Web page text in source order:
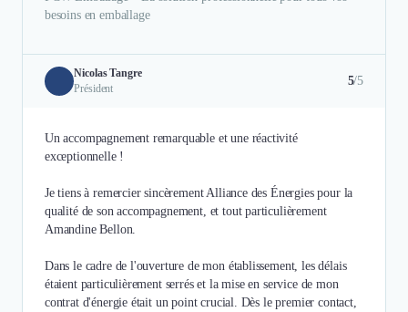
besoins en emballage
Nicolas Tangre
Président
5/5
Un accompagnement remarquable et une réactivité
exceptionnelle !
Je tiens à remercier sincèrement Alliance des Énergies pour la
qualité de son accompagnement, et tout particulièrement
Amandine Bellon.
Dans le cadre de l'ouverture de mon établissement, les délais
étaient particulièrement serrés et la mise en service de mon
contrat d'énergie était un point crucial. Dès le premier contact,